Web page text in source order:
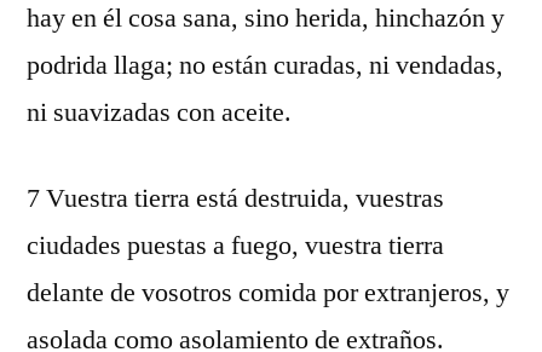
hay en él cosa sana, sino herida, hinchazón y
podrida llaga; no están curadas, ni vendadas,
ni suavizadas con aceite.
7 Vuestra tierra está destruida, vuestras
ciudades puestas a fuego, vuestra tierra
delante de vosotros comida por extranjeros, y
asolada como asolamiento de extraños.